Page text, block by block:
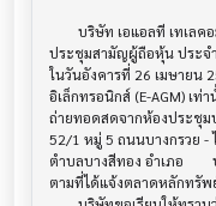
ประชุมสามัญผู้ถือหุ้น ประจ
ในวันอังคารที่ 26 เมษายน
อิเล็กทรอนิกส์ (E-AGM) เท่
ถ่ายทอดสดจากห้องประชุม
52/1 หมู่ 5 ถนนบางกรวย -
ตำบลบางสีทอง อำเภอ
ตามที่ได้แจ้งตลาดหลักทรั